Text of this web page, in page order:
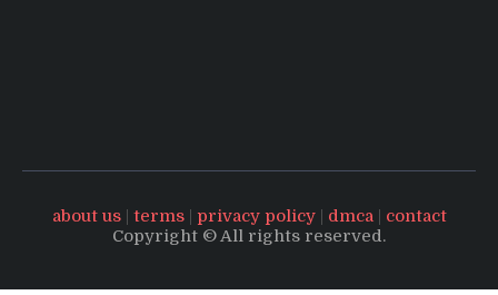
about us| terms| privacy policy| dmca| contact
Copyright © All rights reserved.